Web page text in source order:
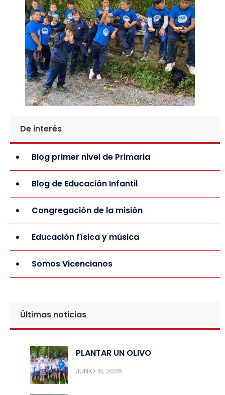
De interés
Blog primer nivel de Primaria
Blog de Educación Infantil
Congregación de la misión
Educación física y música
Somos Vicencianos
Últimas noticias
PLANTAR UN OLIVO
JUNIO 18, 2026